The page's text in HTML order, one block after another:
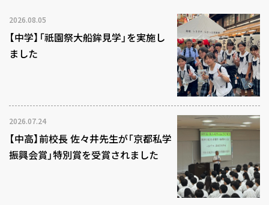
2026.08.05
【中学】「祇園祭大船鉾見学」を実施し
ました
2026.07.24
【中高】前校長 佐々井先生が「京都私学
振興会賞」特別賞を受賞されました